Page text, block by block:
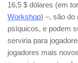
16,5 $ dólares (em
Workshop) –, são do
psíquicos, e podem
serviria para
jogadores mais